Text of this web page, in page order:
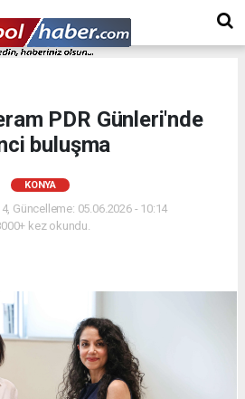
PDR Günleri'nde
buluşma
KONYA
Güncelleme: 05.06.2026 - 10:14
kez okundu.